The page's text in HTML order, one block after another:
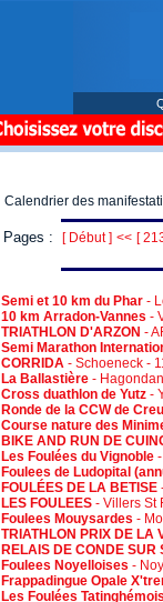
Calendrier des
Pages : [ Début ] << [
Semi et 10 km du Phar -
10 km Arradon-Vannes -
TRIATHLON D'ARZON -
Semi Marathon
CORRIDA - Schoeneck -
La Ballastière -
Cross duathlon de Yutz -
Ronde de la CCW de
Course nature des
BIKE AND RUN DE
Les Foulées du Vignoble
Foulees de Ludopital
FOULÉES DE LA BETISE
LES FOULEES - Villers St
Foulees Mouysardes -
TRIATHLON PRIX DE LA
RELAIS DE CONDE SUR
Foulees Noyelloises -
Frappadingue Opale
Les Foulées